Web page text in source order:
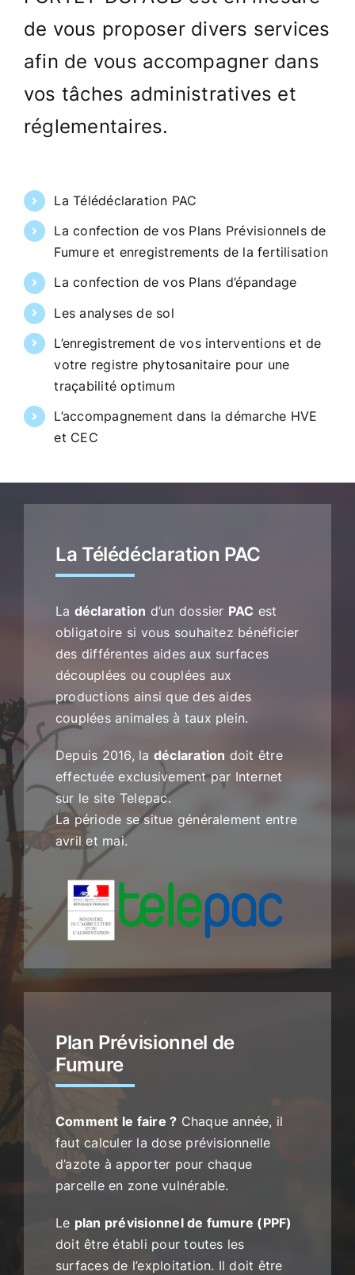
CONTACT
de vous proposer divers services
afin de vous accompagner dans
vos tâches administratives et
réglementaires.
La Télédéclaration PAC
La confection de vos Plans Prévisionnels de
Fumure et enregistrements de la fertilisation
La confection de vos Plans d’épandage
Les analyses de sol
L’enregistrement de vos interventions et de
votre registre phytosanitaire pour une
traçabilité optimum
L’accompagnement dans la démarche HVE
et CEC
La Télédéclaration PAC
La déclaration d’un dossier PAC est
obligatoire si vous souhaitez bénéficier
des différentes aides aux surfaces
découplées ou couplées aux
productions ainsi que des aides
couplées animales à taux plein.
Depuis 2016, la déclaration doit être
effectuée exclusivement par Internet
sur le site Telepac.
La période se situe généralement entre
avril et mai.
Plan Prévisionnel de
Fumure
Comment le faire ? Chaque année, il
faut calculer la dose prévisionnelle
d’azote à apporter pour chaque
parcelle en zone vulnérable.
Le plan prévisionnel de fumure (PPF)
doit être établi pour toutes les
surfaces de l’exploitation. Il doit être